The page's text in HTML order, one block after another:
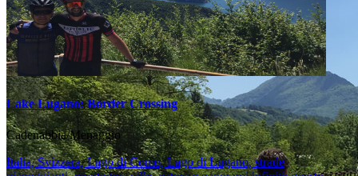
Lake Lugano: Border Crossing
Cadenabbia/Menaggio
Italia, Svizzera, Lago di Como, Lago di Lugano, strade